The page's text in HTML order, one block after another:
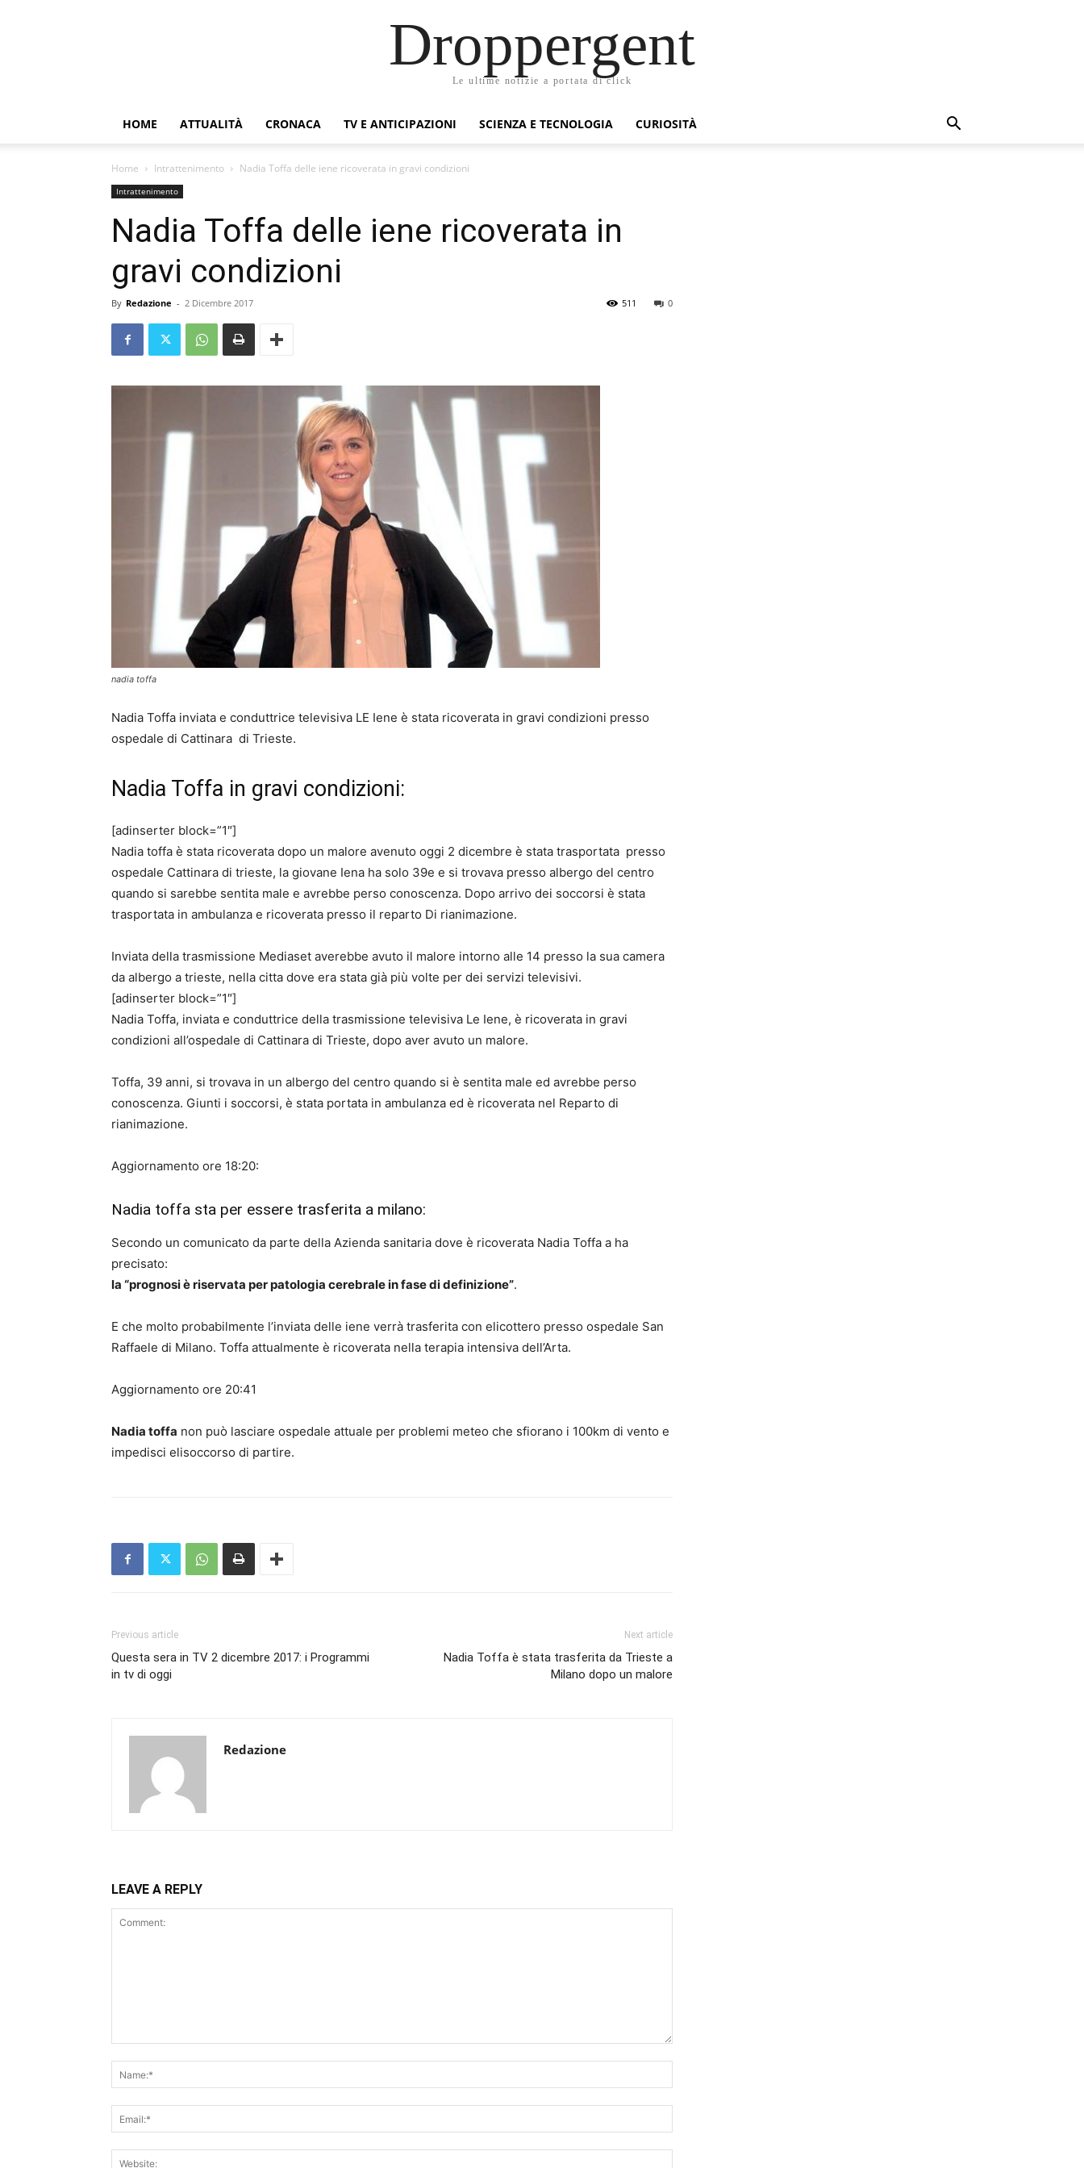
Droppergent
Le ultime notizie a portata di click
HOME ATTUALITÀ CRONACA TV E ANTICIPAZIONI SCIENZA E TECNOLOGIA CURIOSITÀ
Home Intrattenimento Nadia Toffa delle iene ricoverata in gravi condizioni
Intrattenimento
Nadia Toffa delle iene ricoverata in
gravi condizioni
By Redazione - 2 Dicembre 2017 0
511
nadia toffa
Nadia Toffa inviata e conduttrice televisiva LE Iene è stata ricoverata in gravi condizioni presso
ospedale di Cattinara di Trieste.
Nadia Toffa in gravi condizioni:
[adinserter block=”1″]
Nadia toffa è stata ricoverata dopo un malore avenuto oggi 2 dicembre è stata trasportata presso
ospedale Cattinara di trieste, la giovane Iena ha solo 39e e si trovava presso albergo del centro
quando si sarebbe sentita male e avrebbe perso conoscenza. Dopo arrivo dei soccorsi è stata
trasportata in ambulanza e ricoverata presso il reparto Di rianimazione.
Inviata della trasmissione Mediaset averebbe avuto il malore intorno alle 14 presso la sua camera
da albergo a trieste, nella citta dove era stata già più volte per dei servizi televisivi.
[adinserter block=”1″]
Nadia Toffa, inviata e conduttrice della trasmissione televisiva Le Iene, è ricoverata in gravi
condizioni all’ospedale di Cattinara di Trieste, dopo aver avuto un malore.
Toffa, 39 anni, si trovava in un albergo del centro quando si è sentita male ed avrebbe perso
conoscenza. Giunti i soccorsi, è stata portata in ambulanza ed è ricoverata nel Reparto di
rianimazione.
Aggiornamento ore 18:20:
Nadia toffa sta per essere trasferita a milano:
Secondo un comunicato da parte della Azienda sanitaria dove è ricoverata Nadia Toffa a ha
precisato:
la “prognosi è riservata per patologia cerebrale in fase di definizione”.
E che molto probabilmente l’inviata delle iene verrà trasferita con elicottero presso ospedale San
Raffaele di Milano. Toffa attualmente è ricoverata nella terapia intensiva dell’Arta.
Aggiornamento ore 20:41
Nadia toffa non può lasciare ospedale attuale per problemi meteo che sfiorano i 100km di vento e
impedisci elisoccorso di partire.
Previous article
Questa sera in TV 2 dicembre 2017: i Programmi
in tv di oggi
Next article
Nadia Toffa è stata trasferita da Trieste a
Milano dopo un malore
Redazione
LEAVE A REPLY